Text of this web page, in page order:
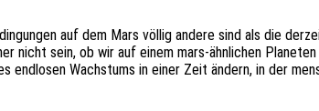
auf dem Mars völlig andere sind als die
nicht sein, ob wir auf einem mars-ähnli­chen
endlo­sen Wachs­tums in einer Zeit ändern, in der